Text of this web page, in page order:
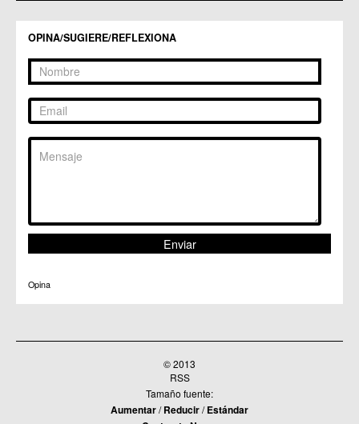
OPINA/SUGIERE/REFLEXIONA
Opina
© 2013
RSS
Tamaño fuente:
Aumentar/Reducir/Estándar